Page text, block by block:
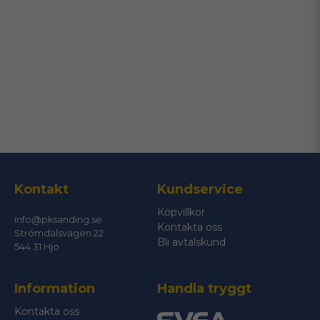
Ja, ni får publicera min fråga
Skicka fråga
Kontakt
info@pksanding.se
Strömdalsvägen 22
544 31 Hjo
Kundservice
Köpvillkor
Kontakta oss
Bli avtalskund
Information
Kontakta oss
Handla tryggt